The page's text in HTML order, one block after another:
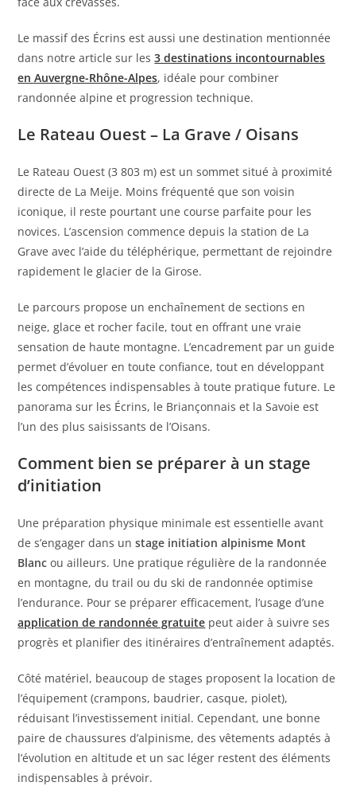
Le massif des Écrins est aussi une destination mentionnée
dans notre article sur les3 destinations incontournables
en Auvergne-Rhône-Alpes, idéale pour combiner
randonnée alpine et progression technique.
Le Rateau Ouest – La Grave / Oisans
Le Rateau Ouest (3 803 m) est un sommet situé à proximité
directe de La Meije. Moins fréquenté que son voisin
iconique, il reste pourtant une course parfaite pour les
novices. L’ascension commence depuis la station de La
Grave avec l’aide du téléphérique, permettant de rejoindre
rapidement le glacier de la Girose.
Le parcours propose un enchaînement de sections en
neige, glace et rocher facile, tout en offrant une vraie
sensation de haute montagne. L’encadrement par un guide
permet d’évoluer en toute confiance, tout en développant
les compétences indispensables à toute pratique future. Le
panorama sur les Écrins, le Briançonnais et la Savoie est
l’un des plus saisissants de l’Oisans.
Comment bien se préparer à un stage
d’initiation
Une préparation physique minimale est essentielle avant
de s’engager dans unstage initiation alpinisme Mont
Blanc ou ailleurs. Une pratique régulière de la randonnée
en montagne, du trail ou du ski de randonnée optimise
l’endurance. Pour se préparer efficacement, l’usage d’une
application de randonnée gratuite peut aider à suivre ses
progrès et planifier des itinéraires d’entraînement adaptés.
Côté matériel, beaucoup de stages proposent la location de
l’équipement (crampons, baudrier, casque, piolet),
réduisant l’investissement initial. Cependant, une bonne
paire de chaussures d’alpinisme, des vêtements adaptés à
l’évolution en altitude et un sac léger restent des éléments
indispensables à prévoir.